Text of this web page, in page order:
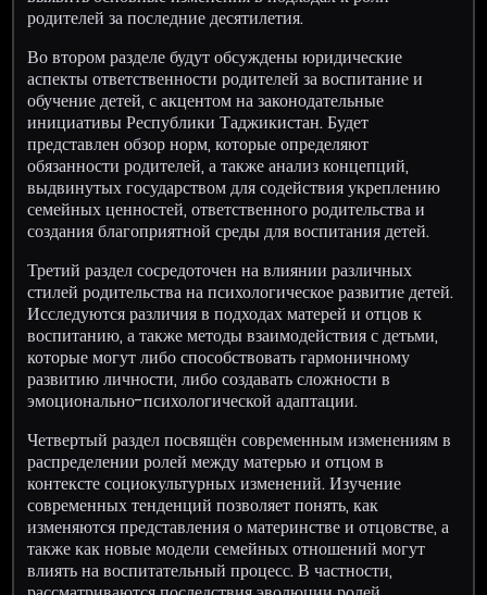
родителей за последние десятилетия.
Во втором разделе будут обсуждены юридические
аспекты ответственности родителей за воспитание и
обучение детей, с акцентом на законодательные
инициативы Республики Таджикистан. Будет
представлен обзор норм, которые определяют
обязанности родителей, а также анализ концепций,
выдвинутых государством для содействия укреплению
семейных ценностей, ответственного родительства и
создания благоприятной среды для воспитания детей.
Третий раздел сосредоточен на влиянии различных
стилей родительства на психологическое развитие детей.
Исследуются различия в подходах матерей и отцов к
воспитанию, а также методы взаимодействия с детьми,
которые могут либо способствовать гармоничному
развитию личности, либо создавать сложности в
эмоционально-психологической адаптации.
Четвертый раздел посвящён современным изменениям в
распределении ролей между матерью и отцом в
контексте социокультурных изменений. Изучение
современных тенденций позволяет понять, как
изменяются представления о материнстве и отцовстве, а
также как новые модели семейных отношений могут
влиять на воспитательный процесс. В частности,